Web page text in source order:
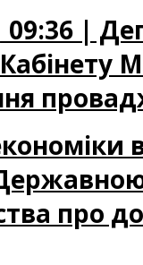
09:36 |
про